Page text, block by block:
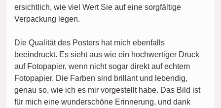
ersichtlich, wie viel Wert Sie auf eine sorgfältige
Verpackung legen.
Die Qualität des Posters hat mich ebenfalls
beeindruckt. Es sieht aus wie ein hochwertiger Druck
auf Fotopapier, wenn nicht sogar direkt auf echtem
Fotopapier. Die Farben sind brillant und lebendig,
genau so, wie ich es mir vorgestellt habe. Das Bild ist
für mich eine wunderschöne Erinnerung, und dank